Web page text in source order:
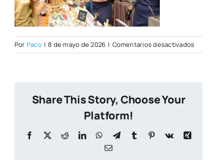
Por Paco | 8 de mayo de 2026 | Comentarios desactivadosen
Open
Share This Story, Choose Your
Platform!
Facebook
X RedditLinkedInWhatsApp
TelegramTumblr Pinterest
Vk
Xing
Correo